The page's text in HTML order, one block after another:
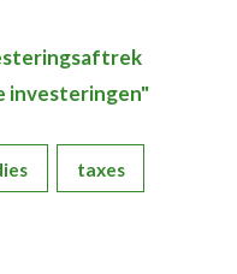
investeringen"
taxes